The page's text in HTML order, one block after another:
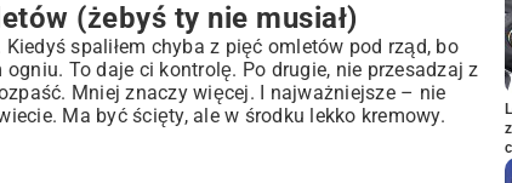
(żebyś ty nie musiał)
spaliłem chyba z pięć omletów pod rząd, bo
To daje ci kontrolę. Po drugie, nie przesadzaj z
Mniej znaczy więcej. I najważniejsze – nie
Ma być ścięty, ale w środku lekko kremowy.